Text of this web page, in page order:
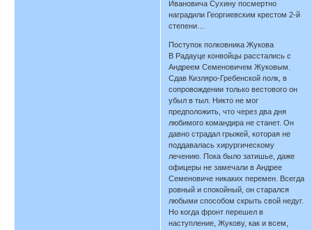
Ивановича Сухину посмертно
наградили Георгиевским крестом 2-й
степени…
Поступок полковника Жукова
В Радауце конвойцы расстались с
Андреем Семеновичем Жуковым.
Сдав Кизляро-Гребенской полк, в
сопровождении только вестового он
убыл в тыл. Никто не мог
предположить, что через два дня
любимого командира не станет. Он
давно страдал грыжей, которая не
поддавалась хирургическому
лечению. Пока было затишье, даже
офицеры не замечали в Андрее
Семеновиче никаких перемен. Всегда
ровный и спокойный, он старался
любыми способом скрыть свой недуг.
Но когда фронт перешел в
наступление, Жукову, как и всем,